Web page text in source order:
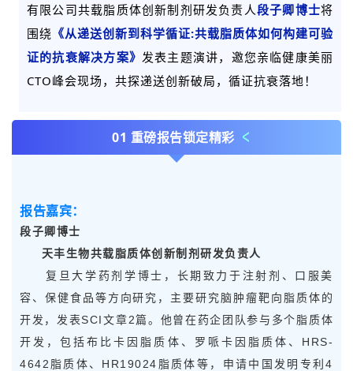
有限公司共载脂质体创新制剂研发负责人段子卿博士将
围绕 《从递送创新到科学循证:共载脂质体如何构建可验
证的抗衰解决方案》 发表主题演讲， 邀您亲临健康美丽
CTO峰会现场，共探递送创新破局，循证抗衰落地 ！
01 重磅报告锁定精彩
报告嘉宾：
段子卿博士
天丰生物共载脂质体创新制剂研发负责人
复旦大学药剂学博士，长期致力于注射剂、口服美
容、保健食品等方向研究，主要研究脑肿瘤靶向脂质体的
开发，发表SCI文章2篇。他曾在药企团队参与多个脂质体
开发，包括布比卡因脂质体、罗哌卡因脂质体、HRS-
4642脂质体、HR19024脂质体等，申请中国发明专利4